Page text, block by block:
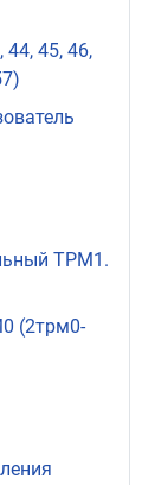
45, 46,
ТРМ1.
(2трм0-